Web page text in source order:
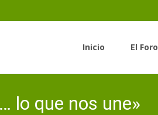
Inicio El Foro
lo que nos une»